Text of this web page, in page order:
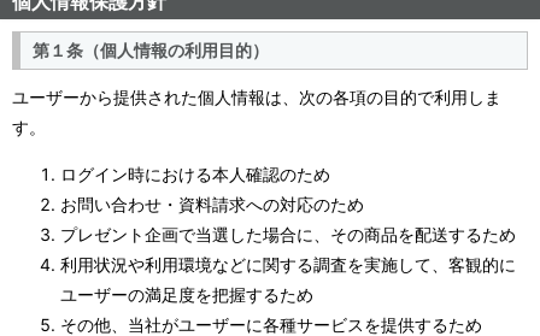
第１条（個人情報の利用目的）
ユーザーから提供された個人情報は、次の各項の目的で利用しま
す。
ログイン時における本人確認のため
お問い合わせ・資料請求への対応のため
プレゼント企画で当選した場合に、その商品を配送するため
利用状況や利用環境などに関する調査を実施して、客観的に
ユーザーの満足度を把握するため
その他、当社がユーザーに各種サービスを提供するため